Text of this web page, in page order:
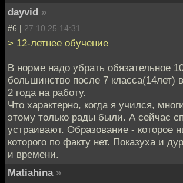
dayvid »
#6 | 27.10.25 14:31
> 12-летнее обучение
В норме надо убрать обязательное
большинство после 7 класса(14лет)
2 года на работу.
Что характерно, когда я учился,
этому только рады были. А сейчас
устраивают. Образование - которое
которого по факту нет. Показуха и
и времени.
Matiahina »